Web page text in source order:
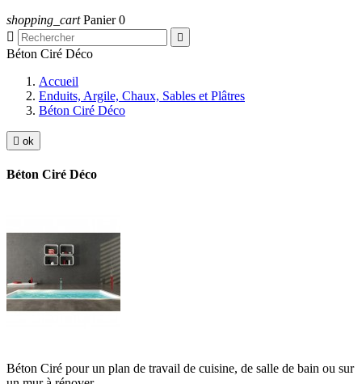
shopping_cart Panier 0


Béton Ciré Déco
Accueil
Enduits, Argile, Chaux, Sables et Plâtres
Béton Ciré Déco
 ok
Béton Ciré Déco
Béton Ciré pour un plan de travail de cuisine, de salle de bain ou sur